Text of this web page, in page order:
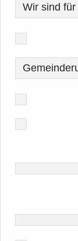
Wir sind